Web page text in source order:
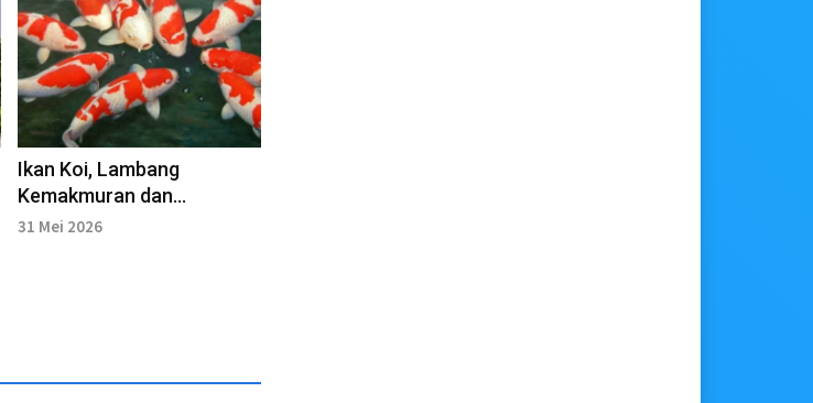
Ikan Koi, Lambang
Kemakmuran dan
Ketekunan
31 Mei 2026